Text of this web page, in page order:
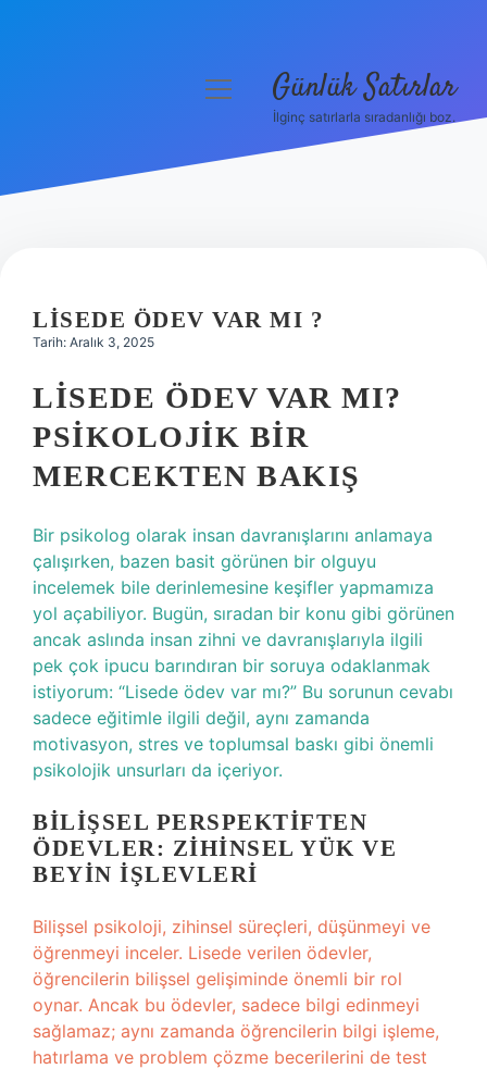
Hakkımızda
menüyü Günlük Satırlar
İlginç satırlarla sıradanlığı boz.
LISEDE ÖDEV VAR MI ?
Tarih: Aralık 3, 2025
LISEDE ÖDEV VAR MI?
PSIKOLOJIK BIR
MERCEKTEN BAKIŞ
Bir psikolog olarak insan davranışlarını anlamaya
çalışırken, bazen basit görünen bir olguyu
incelemek bile derinlemesine keşifler yapmamıza
yol açabiliyor. Bugün, sıradan bir konu gibi görünen
ancak aslında insan zihni ve davranışlarıyla ilgili
pek çok ipucu barındıran bir soruya odaklanmak
istiyorum: “Lisede ödev var mı?” Bu sorunun cevabı
sadece eğitimle ilgili değil, aynı zamanda
motivasyon, stres ve toplumsal baskı gibi önemli
psikolojik unsurları da içeriyor.
BILIŞSEL PERSPEKTIFTEN
ÖDEVLER: ZIHINSEL YÜK VE
BEYIN İŞLEVLERI
Bilişsel psikoloji, zihinsel süreçleri, düşünmeyi ve
öğrenmeyi inceler. Lisede verilen ödevler,
öğrencilerin bilişsel gelişiminde önemli bir rol
oynar. Ancak bu ödevler, sadece bilgi edinmeyi
sağlamaz; aynı zamanda öğrencilerin bilgi işleme,
hatırlama ve problem çözme becerilerini de test